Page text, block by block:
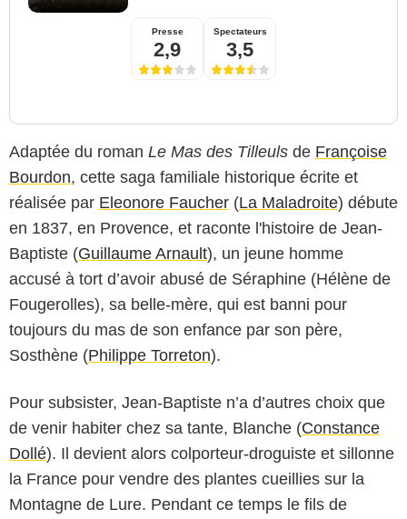
Presse
2,9
Spectateurs
3,5
Adaptée du roman Le Mas des Tilleuls de Françoise
Bourdon, cette saga familiale historique écrite et
réalisée par Eleonore Faucher (La Maladroite) débute
en 1837, en Provence, et raconte l'histoire de Jean-
Baptiste (Guillaume Arnault), un jeune homme
accusé à tort d’avoir abusé de Séraphine (Hélène de
Fougerolles), sa belle-mère, qui est banni pour
toujours du mas de son enfance par son père,
Sosthène (Philippe Torreton).
Pour subsister, Jean-Baptiste n’a d’autres choix que
de venir habiter chez sa tante, Blanche (Constance
Dollé). Il devient alors colporteur-droguiste et sillonne
la France pour vendre des plantes cueillies sur la
Montagne de Lure. Pendant ce temps le fils de